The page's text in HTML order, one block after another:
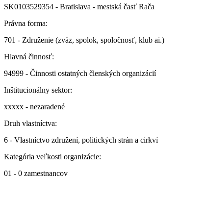
SK0103529354 - Bratislava - mestská časť Rača
Právna forma:
701 - Združenie (zväz, spolok, spoločnosť, klub ai.)
Hlavná činnosť:
94999 - Činnosti ostatných členských organizácií
Inštitucionálny sektor:
xxxxx - nezaradené
Druh vlastníctva:
6 - Vlastníctvo združení, politických strán a cirkví
Kategória veľkosti organizácie:
01 - 0 zamestnancov